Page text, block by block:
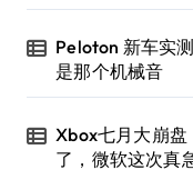
Peloton 新车实
是那个机械音
Xbox七月大崩
了，微软这次真